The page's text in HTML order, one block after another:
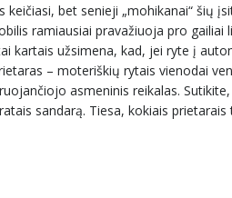
bet senieji „mohikanai“ šių
ramiausiai pravažiuoja pro
kartais užsimena, kad, jei ryte į
– moteriškių rytais vienodai
asmeninis reikalas.
sandarą. Tiesa, kokiais prietarais